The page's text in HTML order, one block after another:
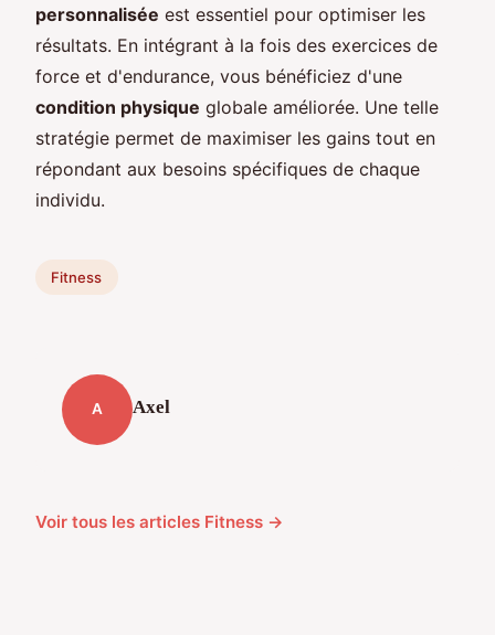
personnalisée est essentiel pour optimiser les
résultats. En intégrant à la fois des exercices de
force et d'endurance, vous bénéficiez d'une
condition physique globale améliorée. Une telle
stratégie permet de maximiser les gains tout en
répondant aux besoins spécifiques de chaque
individu.
Fitness
A Axel
Voir tous les articles Fitness →